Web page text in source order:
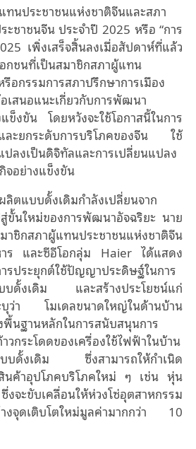
ทนประชาชนแห่งชาติจีนและสภา
ะชาชนจีน ประจำปี 2025 หรือ “การ
เพิ่งเสร็จสิ้นลงเมื่อสัปดาห์ที่แล้ว
กชนที่เป็นสมาชิกสภาผู้แทน
อกรรมการสภาปรึกษาการเมือง
เสนอแนะเกี่ยวกับการพัฒนา
ข็งขัน โดยหวังจะใช้โอกาสนี้ในการ
ละยกระดับการบริโภคของจีน ใช้
ปลงเป็นดิจิทัลและการเปลี่ยนแปลง
จอย่างแข็งขัน
ลิตแบบดั้งเดิมกําลังเปลี่ยนจาก
ขั้นใหม่ของการพัฒนาอัจฉริยะ นาย
สภาผู้แทนประชาชนแห่งชาติจีน
าร และซีอีโอกลุ่ม Haier ได้แสดง
รประยุกต์ใช้ปัญญาประดิษฐ์ในการ
บดั้งเดิม และสร้างประโยชน์แก่
ว่า โมเดลขนาดใหญ่ในด้านบ้าน
พื้นฐานหลักในการสนับสนุนการ
วกระโดดของเครื่องใช้ไฟฟ้าในบ้าน
บบดั้งเดิม ซึ่งสามารถให้กําเนิด
นค้าอุปโภคบริโภคใหม่ ๆ เช่น หุ่น
จะขับเคลื่อนให้ห่วงโซ่อุตสาหกรรม
างจุดเติบโตใหม่มูลค่ามากกว่า 10